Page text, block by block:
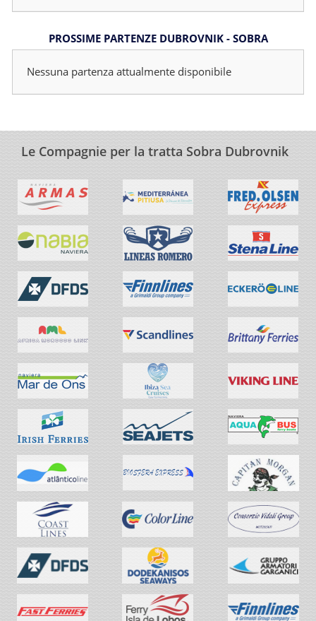
PROSSIME PARTENZE DUBROVNIK - SOBRA
Nessuna partenza attualmente disponibile
Le Compagnie per la tratta Sobra Dubrovnik